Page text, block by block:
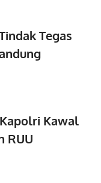
Tegas
Kawal
RUU